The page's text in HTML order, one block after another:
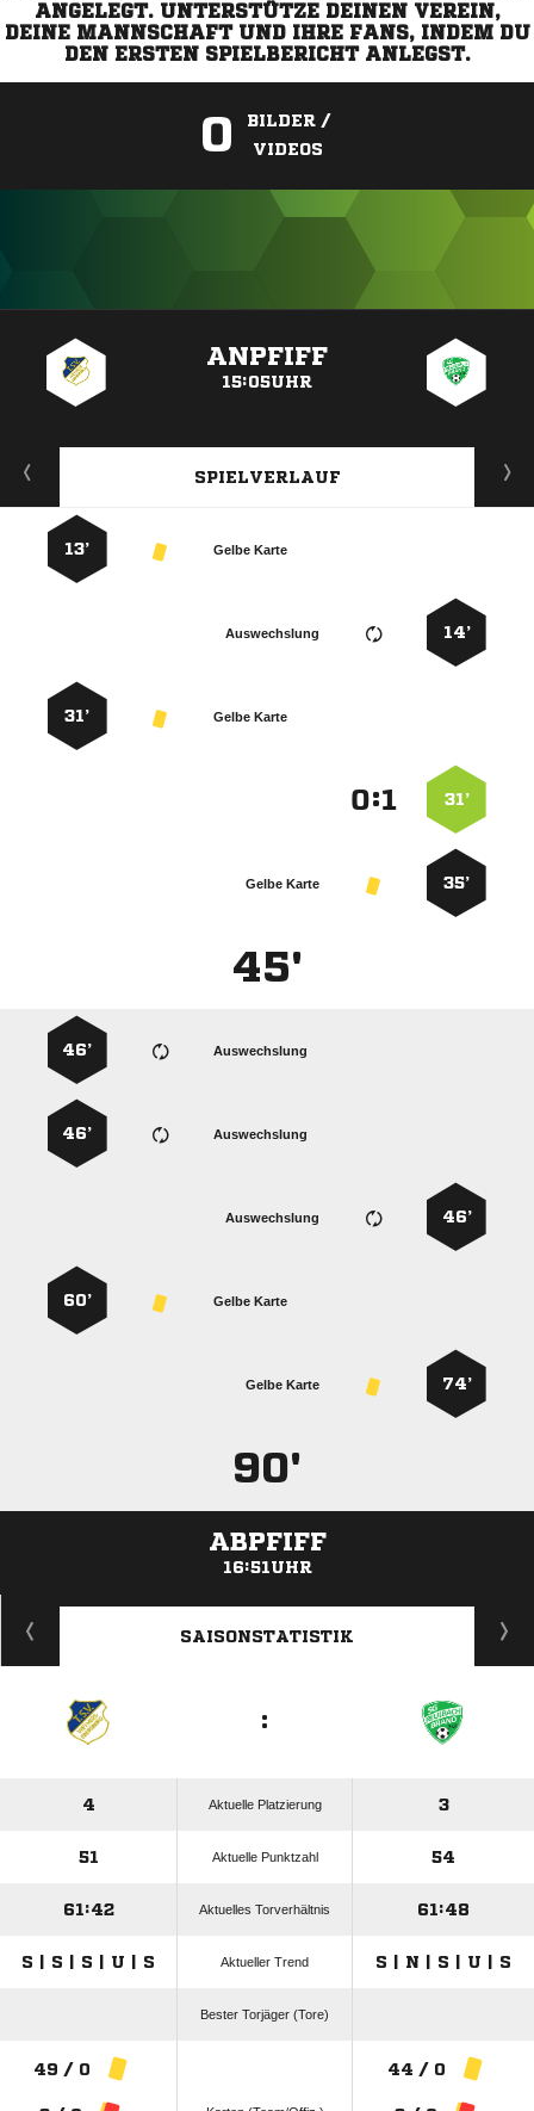
ANGELEGT. UNTERSTÜTZE DEINEN VEREIN,
DEINE MANNSCHAFT UND IHRE FANS, INDEM DU
DEN ERSTEN SPIELBERICHT ANLEGST.
0
BILDER /
VIDEOS
ANPFIFF
15:05UHR
SPIELVERLAUF
Gelbe Karte
13’
14’
Auswechslung
Gelbe Karte
31’
31’
:
35’
Gelbe Karte
45'
Auswechslung
46’
Auswechslung
46’
46’
Auswechslung
Gelbe Karte
60’
74’
Gelbe Karte
90'
ABPFIFF
16:51UHR
ANZEIGE
SAISONSTATISTIK
:
4 Aktuelle Platzierung 3
51 Aktuelle Punktzahl 54
61:42 Aktuelles Torverhältnis 61:48
S | S | S | U | S Aktueller Trend S | N | S | U | S
Bester Torjäger (Tore)
49 / 0 44 / 0